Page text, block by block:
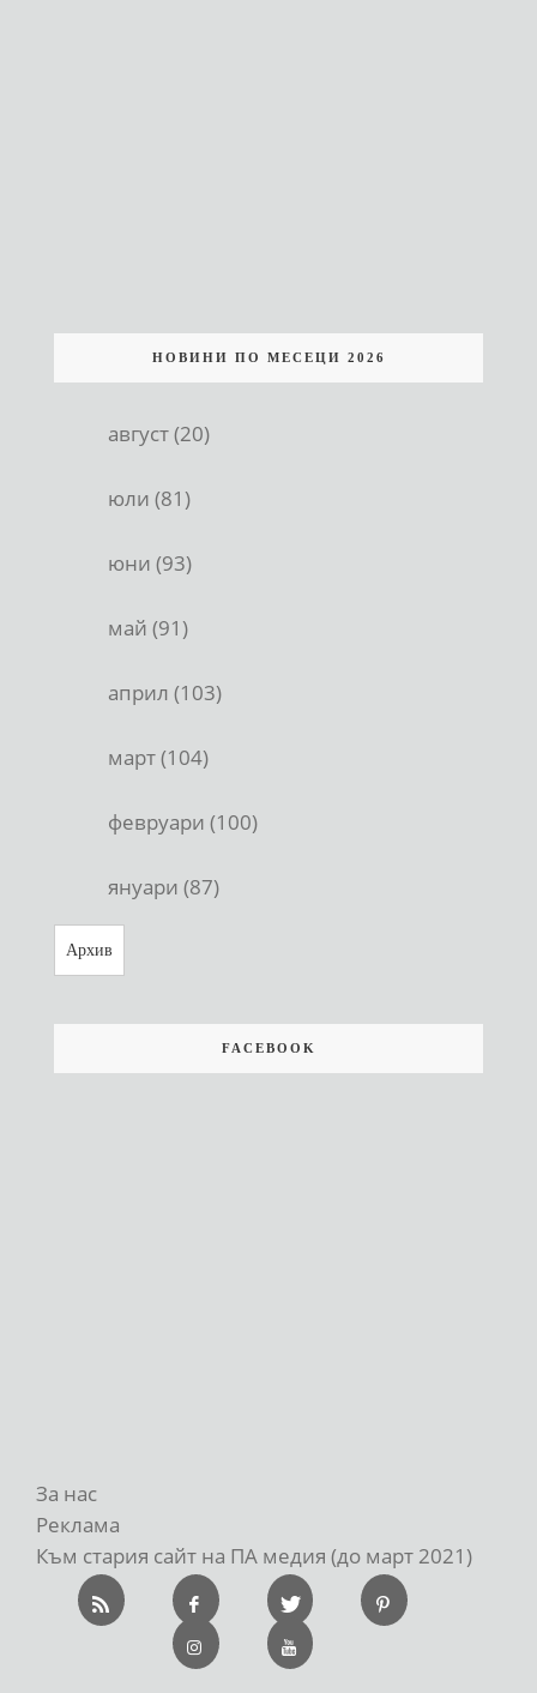
НОВИНИ ПО МЕСЕЦИ 2026
август (20)
юли (81)
юни (93)
май (91)
април (103)
март (104)
февруари (100)
януари (87)
Архив
FACEBOOK
За нас
Реклама
Към стария сайт на ПА медия (до март 2021)